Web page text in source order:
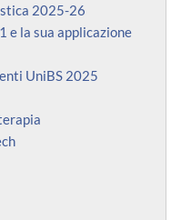
2025-26
e la sua applicazione
UniBS 2025